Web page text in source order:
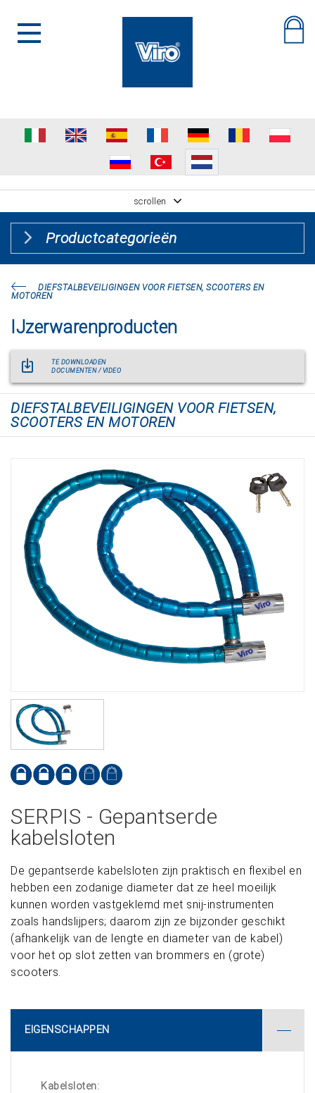
scrollen
Productcategorieën
DIEFSTALBEVEILIGINGEN VOOR FIETSEN, SCOOTERS EN
MOTOREN
IJzerwarenproducten
TE DOWNLOADEN
DOCUMENTEN / VIDEO
DIEFSTALBEVEILIGINGEN VOOR FIETSEN,
SCOOTERS EN MOTOREN
SERPIS - Gepantserde
kabelsloten
De gepantserde kabelsloten zijn praktisch en flexibel en
hebben een zodanige diameter dat ze heel moeilijk
kunnen worden vastgeklemd met snij-instrumenten
zoals handslijpers; daarom zijn ze bijzonder geschikt
(afhankelijk van de lengte en diameter van de kabel)
voor het op slot zetten van brommers en (grote)
scooters.
EIGENSCHAPPEN
Kabelsloten: